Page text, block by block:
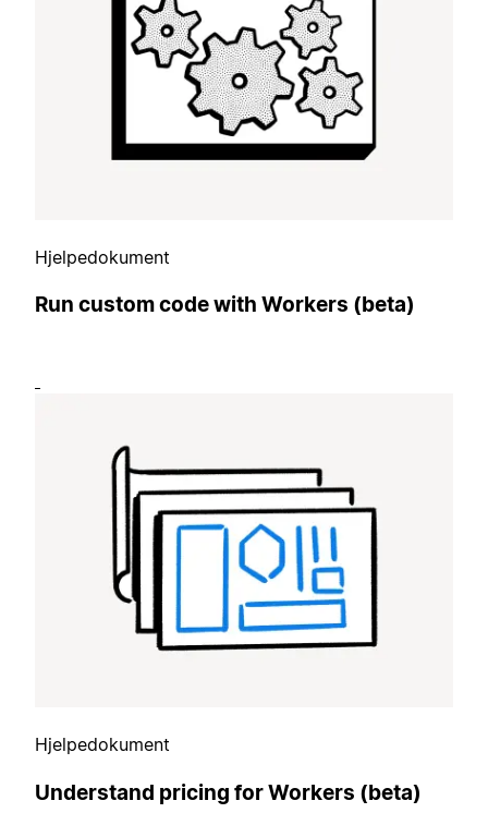
Hjelpedokument
Run custom code with Workers (beta)
Hjelpedokument
Understand pricing for Workers (beta)